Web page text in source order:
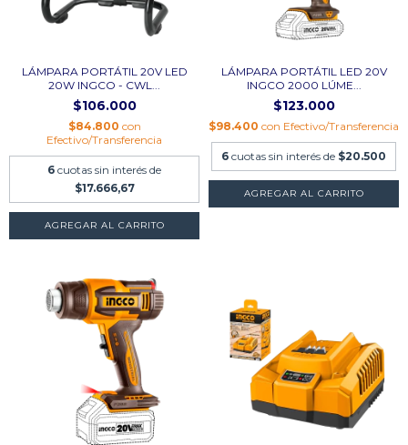
LÁMPARA PORTÁTIL 20V LED
20W INGCO - CWL...
$106.000
$84.800 con
Efectivo/Transferencia
6 cuotas sin interés de
$17.666,67
LÁMPARA PORTÁTIL LED 20V
INGCO 2000 LÚME...
$123.000
$98.400 con Efectivo/Transferencia
6 cuotas sin interés de $20.500